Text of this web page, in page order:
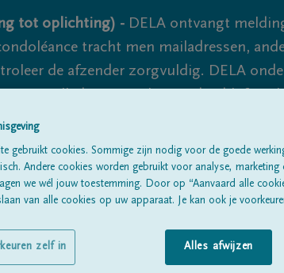
tot oplichting) - DELA ontvangt
tracht men mailadressen,
de afzender zorgvuldig. DELA
volledig uit te sluiten, dus blijf
Alle
gebruikt cookies. Sommige zijn nodig voor de goede
Andere cookies worden gebruikt voor analyse, marketing
we wél jouw toestemming. Door op “Aanvaard alle
van alle cookies op uw apparaat. Je kan ook je
Alles afwijzen
zelf in